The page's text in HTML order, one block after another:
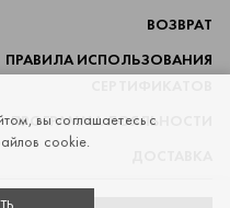
ВОЗВРАТ
ПРАВИЛА ИСПОЛЬЗОВАНИЯ
ПРОГРАММА ЛОЯЛЬНОСТИ
вы соглашаетесь с
cookie.